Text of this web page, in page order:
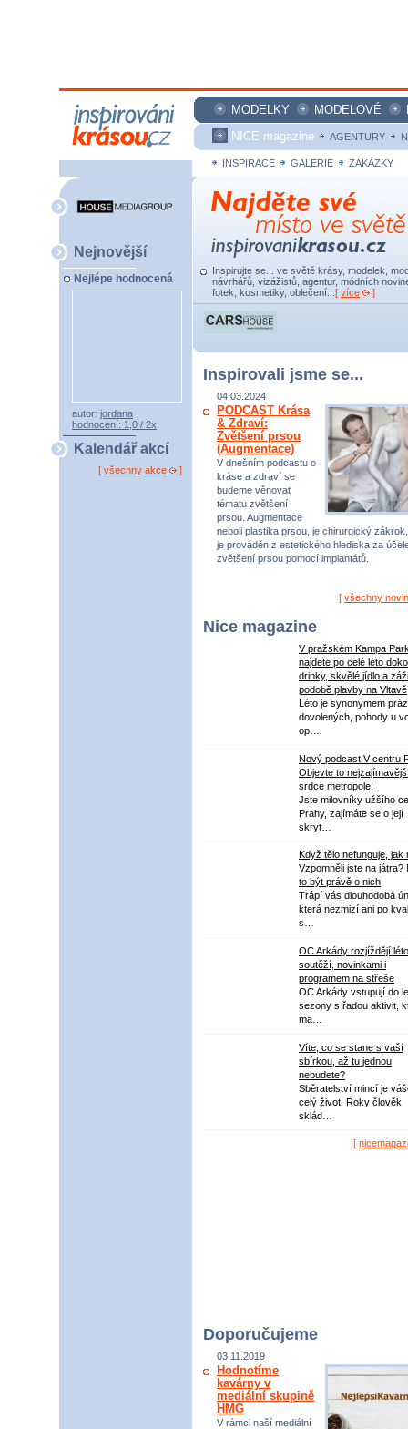
MODELKY MODELOVÉ
NICE magazine
AGENTURY
INSPIRACE GALERIE ZAKÁZKY
Nejnovější
Nejlépe hodnocená
autor: jordana
hodnocení: 1,0 / 2x
Kalendář akcí
[ všechny akce ]
Inspirujte se... ve světě krásy, modelek,
návrhářů, vizážistů, agentur, módních
fotek, kosmetiky, oblečení... [ více ]
Inspirovali jsme se...
04.03.2024
PODCAST Krása
& Zdraví:
Zvětšení prsou
(Augmentace)
V dnešním podcastu o
kráse a zdraví se
budeme věnovat
tématu zvětšení
prsou. Augmentace
neboli plastika prsou, je chirurgický
je prováděn z estetického hlediska za
zvětšení prsou pomocí implantátů.
[ všechny
Nice magazine
V pražském Kampa
najdete po celé léto
drinky, skvělé jídlo a
podobě plavby na Vltavě
Léto je synonymem
dovolených, pohody u
op…
Nový podcast V centru
Objevte to
srdce metropole!
Jste milovníky užšího
Prahy, zajímáte se o její
skryt…
Když tělo nefunguje, jak
Vzpomněli jste na játra?
to být právě o nich
Trápí vás dlouhodobá
která nezmizí ani po
s…
OC Arkády rozjíždějí léto
soutěží, novinkami i
programem na střeše
OC Arkády vstupují do
sezony s řadou aktivit,
ma…
Víte, co se stane s vaší
sbírkou, až tu jednou
nebudete?
Sběratelství mincí je
celý život. Roky člověk
sklád…
[
Doporučujeme
03.11.2019
Hodnotíme
kavárny v
mediální skupině
HMG
V rámci naší mediální